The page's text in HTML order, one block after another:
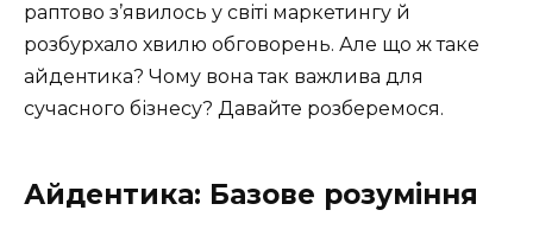
раптово з’явилось у світі маркетингу й
розбурхало хвилю обговорень. Але що ж таке
айдентика? Чому вона так важлива для
сучасного бізнесу? Давайте розберемося.
Айдентика: Базове розуміння